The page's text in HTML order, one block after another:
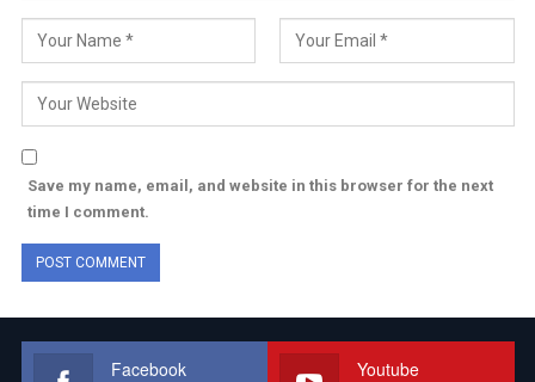
Save my name, email, and website in this browser for the next
time I comment.
Facebook Youtube